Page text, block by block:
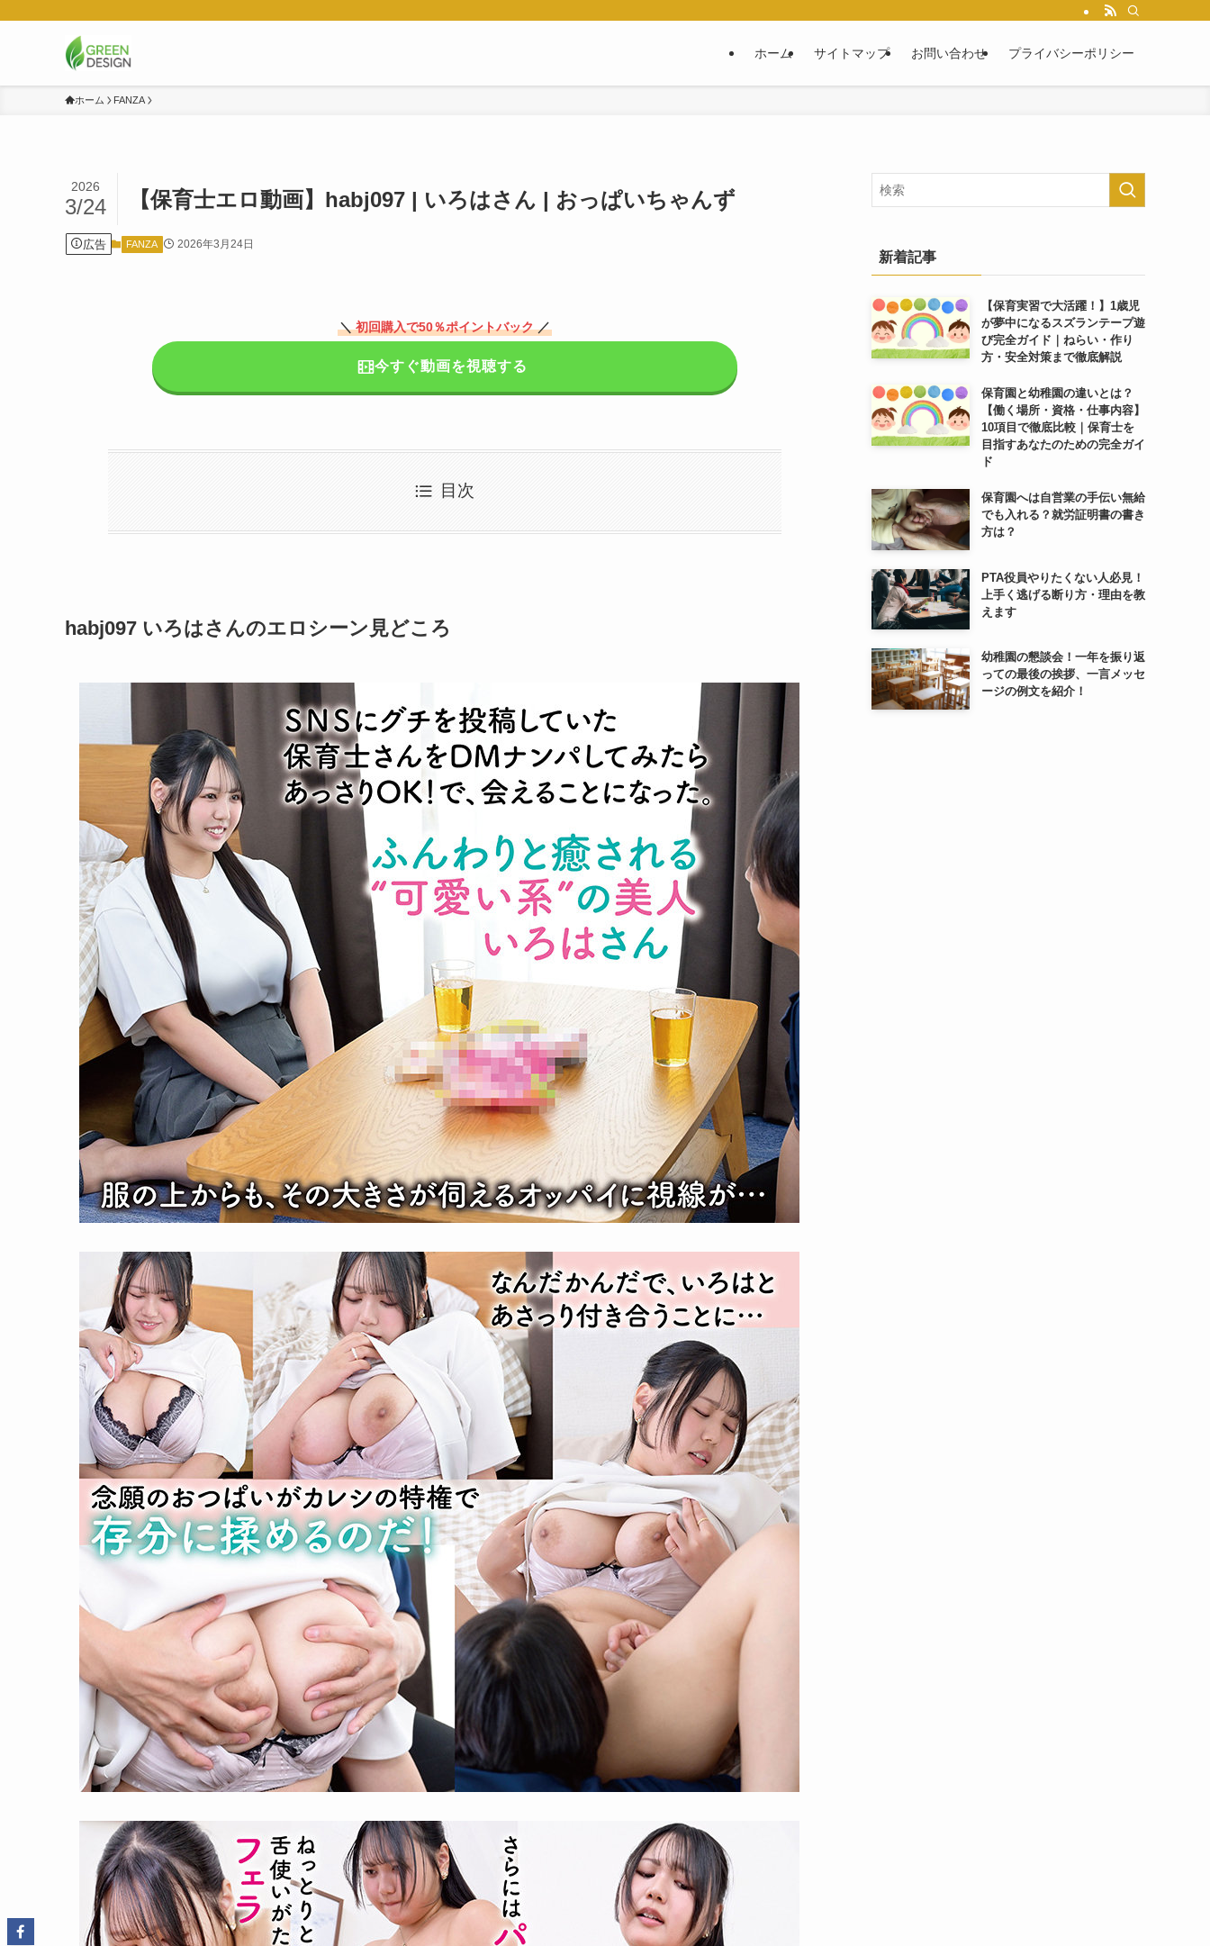
ホーム サイトマップ お問い合わせ プライバシーポリシー
ホーム FANZA
【保育士エロ動画】habj097 | いろはさん | おっぱいちゃんず
2026
3/24
広告 FANZA 2026年3月24日
＼初回購入で50％ポイントバック／
今すぐ動画を視聴する
目次
habj097 いろはさんのエロシーン見どころ
新着記事
【保育実習で大活躍！】1歳児
が夢中になるスズランテープ遊
び完全ガイド｜ねらい・作り
方・安全対策まで徹底解説
保育園と幼稚園の違いとは？
【働く場所・資格・仕事内容】
10項目で徹底比較｜保育士を
目指すあなたのための完全ガイ
ド
保育園へは自営業の手伝い無給
でも入れる？就労証明書の書き
方は？
PTA役員やりたくない人必見！
上手く逃げる断り方・理由を教
えます
幼稚園の懇談会！一年を振り返
っての最後の挨拶、一言メッセ
ージの例文を紹介！